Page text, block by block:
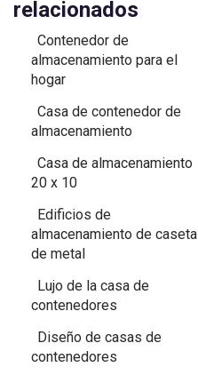
relacionados
Contenedor de
almacenamiento para el
hogar
Casa de contenedor de
almacenamiento
Casa de almacenamiento
20 x 10
Edificios de
almacenamiento de caseta
de metal
Lujo de la casa de
contenedores
Diseño de casas de
contenedores